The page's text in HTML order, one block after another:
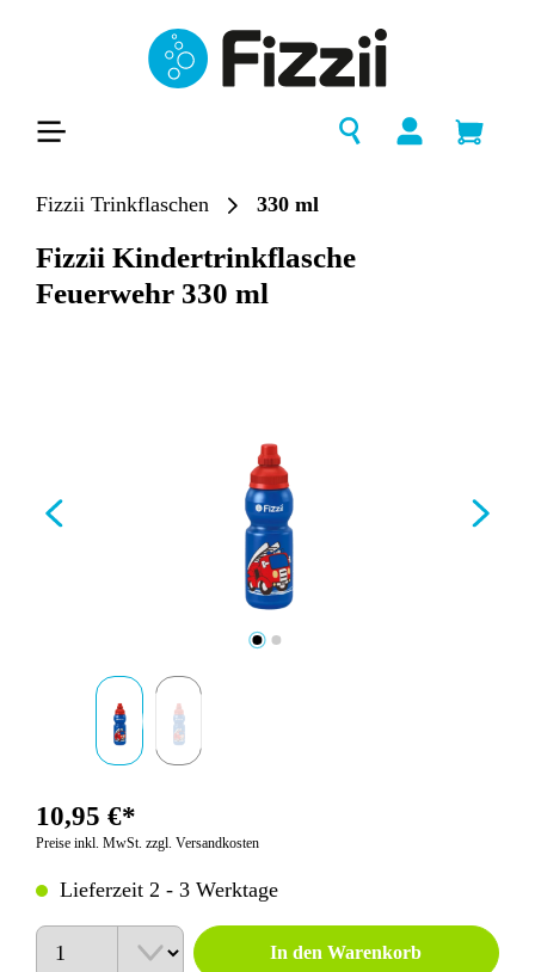
Fizzii Trinkflaschen 330 ml
Fizzii Kindertrinkflasche
Feuerwehr 330 ml
10,95 €*
Preise inkl. MwSt. zzgl. Versandkosten
Lieferzeit 2 - 3 Werktage
Anzahl
In den Warenkorb